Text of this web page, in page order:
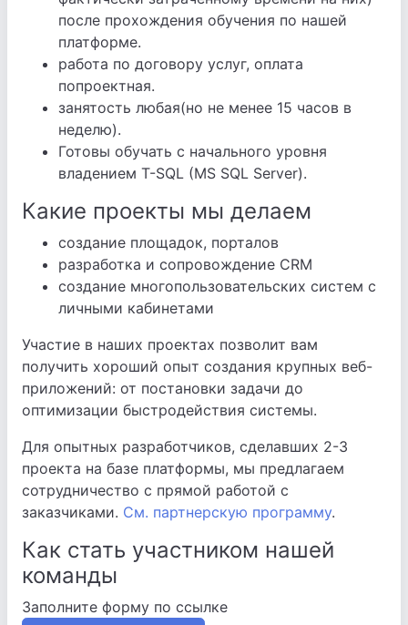
после прохождения обучения по нашей
платформе.
работа по договору услуг, оплата
попроектная.
занятость любая(но не менее 15 часов в
неделю).
Готовы обучать с начального уровня
владением T-SQL (MS SQL Server).
Какие проекты мы делаем
создание площадок, порталов
разработка и сопровождение CRM
создание многопользовательских систем с
личными кабинетами
Участие в наших проектах позволит вам
получить хороший опыт создания крупных веб-
приложений: от постановки задачи до
оптимизации быстродействия системы.
Для опытных разработчиков, сделавших 2-3
проекта на базе платформы, мы предлагаем
сотрудничество с прямой работой с
заказчиками. См. партнерскую программу.
Как стать участником нашей
команды
Заполните форму по ссылке